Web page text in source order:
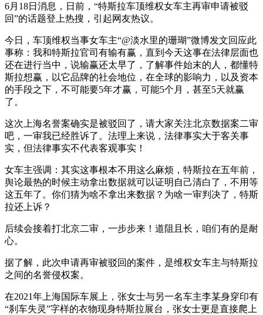
6月18日消息，日前，“特斯拉车顶维权女车主再审申请被驳
回”的话题登上热搜，引起网友热议。
今日，车顶维权当事女车主“@淡水里的珊瑚”微博发文回应此
事称：我和特斯拉官司有输有赢，直到今天这事在法律层面也
还在进行当中，说输赢还太早了，了解事件始末的人，都懂特
斯拉想赢，以它品牌的社会地位，在全球的影响力，以及资本
的手段之下，不可能要5年才赢，可能5个月，甚至5天就赢
了。
这次上海名誉案确实是被驳回了，请大家关注北京数据案二审
吧，一审我已经胜诉了。法理上来说，法律事实大于客关事
实，但法律事实不代表客观事实！
女车主强调：其实这事根本不用这么麻烦，特斯拉在五年前，
舆论最热的时候主动拿出数据就可以证明自己清白了，不用等
这五年了。你们猜为啥不拿出来数据？为啥一审判决了，特斯
拉还上诉？
后续会接着打北京二审，一步步来！道阻且长，咱们有的是耐
心。
据了解，此次申请再审被驳回的案件，是维权女车主与特斯拉
之间的名誉侵权案。
在2021年上海国际车展上，张女士与另一名车主李某身穿印有
“刹车失灵”字样的衣物现身特斯拉展台，张女士更是直接爬上